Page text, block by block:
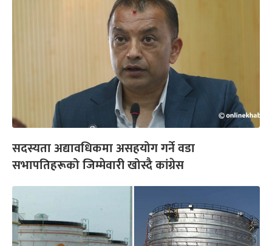
सदस्यता अद्यावधिकमा असहयोग गर्ने वडा
सभापतिहरूको जिम्मेवारी खोस्दै कांग्रेस